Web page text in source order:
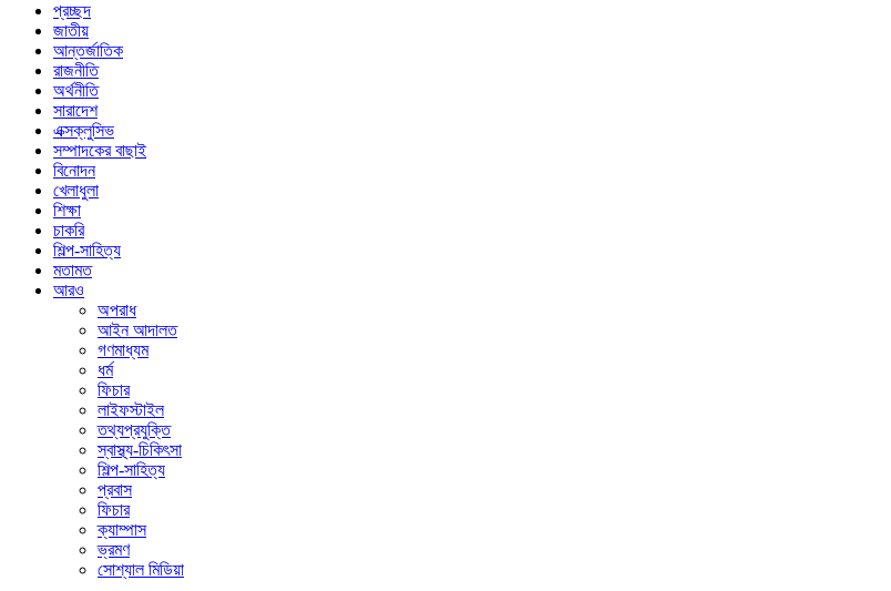
প্রচ্ছদ
জাতীয়
আন্তর্জাতিক
রাজনীতি
অর্থনীতি
সারাদেশ
এক্সক্লুসিভ
সম্পাদকের বাছাই
বিনোদন
খেলাধুলা
শিক্ষা
চাকরি
শিল্প-সাহিত্য
মতামত
আরও
অপরাধ
আইন আদালত
গণমাধ্যম
ধর্ম
ফিচার
লাইফস্টাইল
তথ্যপ্রযুক্তি
স্বাস্থ্য-চিকিৎসা
শিল্প-সাহিত্য
প্রবাস
ফিচার
ক্যাম্পাস
ভ্রমণ
সোশ্যাল মিডিয়া